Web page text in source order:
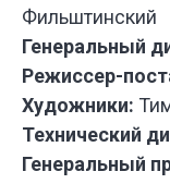
Фильштинский
Генеральный
Режиссер-
Художники:
Технический
Генеральный